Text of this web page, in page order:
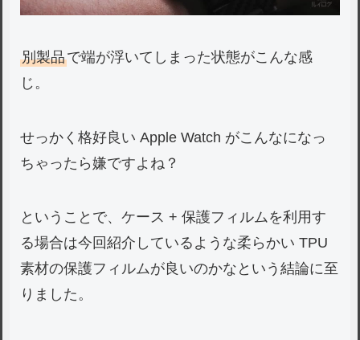
別製品で端が浮いてしまった状態がこんな感
じ。
せっかく格好良い Apple Watch がこんなになっ
ちゃったら嫌ですよね？
ということで、ケース + 保護フィルムを利用す
る場合は今回紹介しているような柔らかい TPU
素材の保護フィルムが良いのかなという結論に至
りました。